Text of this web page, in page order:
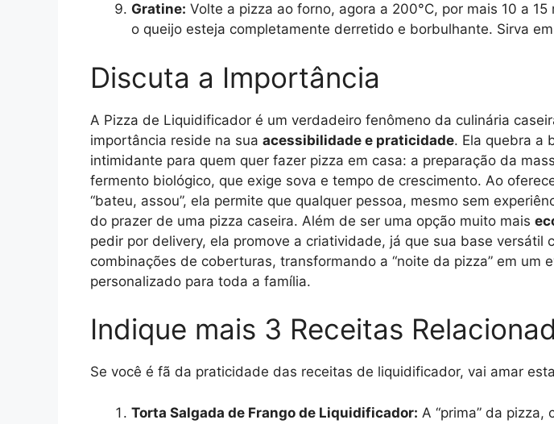
Gratine: Volte a pizza ao forno, agora a 200°C, por mais 10 a
o queijo esteja completamente derretido e borbulhante. Sirva
Discuta a Importância
A Pizza de Liquidificador é um verdadeiro fenômeno da culinária
importância reside na sua acessibilidade e praticidade. Ela quebra a
intimidante para quem quer fazer pizza em casa: a preparação da
fermento biológico, que exige sova e tempo de crescimento. Ao
“bateu, assou”, ela permite que qualquer pessoa, mesmo sem
do prazer de uma pizza caseira. Além de ser uma opção muito mais
pedir por delivery, ela promove a criatividade, já que sua base versátil
combinações de coberturas, transformando a “noite da pizza” em um
personalizado para toda a família.
Indique mais 3 Receitas
Se você é fã da praticidade das receitas de liquidificador, vai amar
Torta Salgada de Frango de Liquidificador: A “prima” da pizza,